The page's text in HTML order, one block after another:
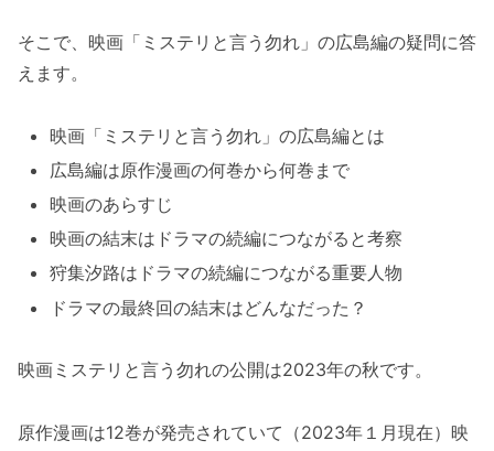
そこで、映画「ミステリと言う勿れ」の広島編の疑問に答
えます。
映画「ミステリと言う勿れ」の広島編とは
広島編は原作漫画の何巻から何巻まで
映画のあらすじ
映画の結末はドラマの続編につながると考察
狩集汐路はドラマの続編につながる重要人物
ドラマの最終回の結末はどんなだった？
映画ミステリと言う勿れの公開は2023年の秋です。
原作漫画は12巻が発売されていて（2023年１月現在）映